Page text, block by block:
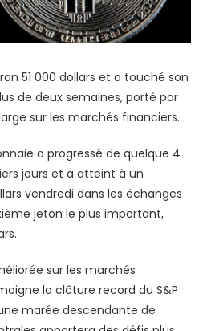
51 000 dollars et a touché son
de deux semaines, porté par
sur les marchés financiers.
a progressé de quelque 4
jours et a atteint à un
vendredi dans les échanges
jeton le plus important,
sur les marchés
la clôture record du S&P
marée descendante de